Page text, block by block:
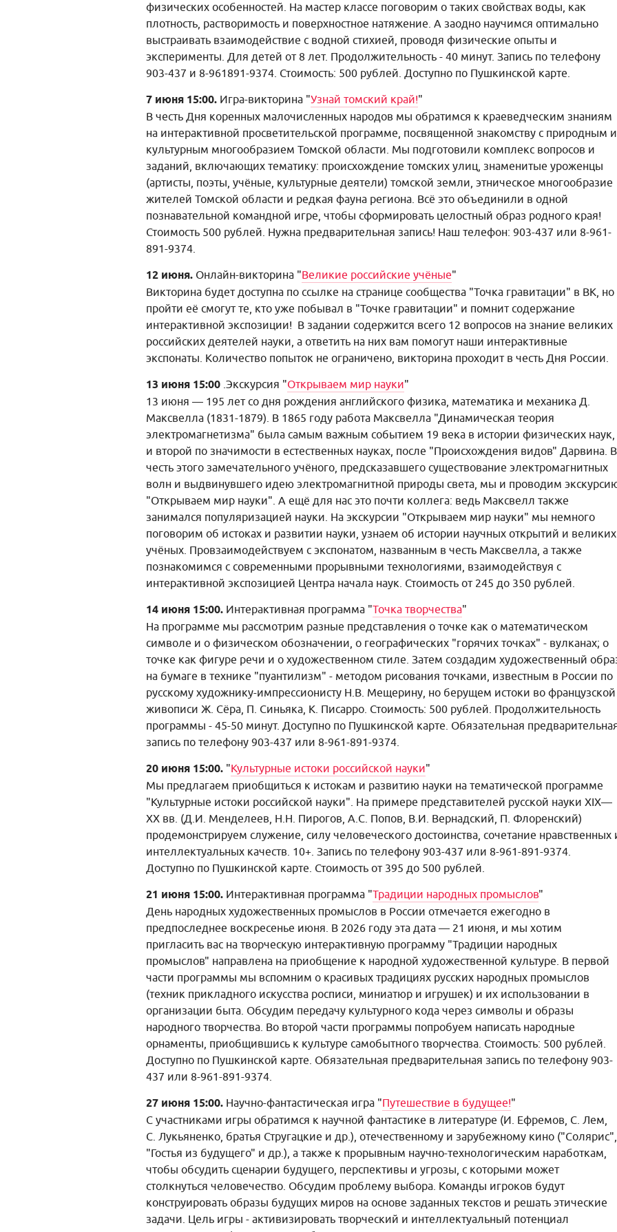
физических особенностей. На мастер классе поговорим о таких свойствах воды, как
плотность, растворимость и поверхностное натяжение. А заодно научимся оптимально
выстраивать взаимодействие с водной стихией, проводя физические опыты и
эксперименты. Для детей от 8 лет. Продолжительность - 40 минут. Запись по телефону
903-437 и 8-961891-9374. Стоимость: 500 рублей. Доступно по Пушкинской карте.
7 июня 15:00. Игра-викторина "Узнай томский край!"
В честь Дня коренных малочисленных народов мы обратимся к краеведческим знаниям
на интерактивной просветительской программе, посвященной знакомству с природным и
культурным многообразием Томской области. Мы подготовили комплекс вопросов и
заданий, включающих тематику: происхождение томских улиц, знаменитые уроженцы
(артисты, поэты, учёные, культурные деятели) томской земли, этническое многообразие
жителей Томской области и редкая фауна региона. Всё это объединили в одной
познавательной командной игре, чтобы сформировать целостный образ родного края!
Стоимость 500 рублей. Нужна предварительная запись! Наш телефон: 903-437 или 8-961-
891-9374.
12 июня. Онлайн-викторина "Великие российские учёные"
Викторина будет доступна по ссылке на странице сообщества "Точка гравитации" в ВК, но
пройти её смогут те, кто уже побывал в "Точке гравитации" и помнит содержание
интерактивной экспозиции! В задании содержится всего 12 вопросов на знание великих
российских деятелей науки, а ответить на них вам помогут наши интерактивные
экспонаты. Количество попыток не ограничено, викторина проходит в честь Дня России.
13 июня 15:00 .Экскурсия "Открываем мир науки"
13 июня — 195 лет со дня рождения английского физика, математика и механика Д.
Максвелла (1831-1879). В 1865 году работа Максвелла "Динамическая теория
электромагнетизма" была самым важным событием 19 века в истории физических наук,
и второй по значимости в естественных науках, после "Происхождения видов" Дарвина. В
честь этого замечательного учёного, предсказавшего существование электромагнитных
волн и выдвинувшего идею электромагнитной природы света, мы и проводим
"Открываем мир науки". А ещё для нас это почти коллега: ведь Максвелл также
занимался популяризацией науки. На экскурсии "Открываем мир науки" мы немного
поговорим об истоках и развитии науки, узнаем об истории научных открытий и великих
учёных. Провзаимодействуем с экспонатом, названным в честь Максвелла, а также
познакомимся с современными прорывными технологиями, взаимодействуя с
интерактивной экспозицией Центра начала наук. Стоимость от 245 до 350 рублей.
14 июня 15:00. Интерактивная программа "Точка творчества"
На программе мы рассмотрим разные представления о точке как о математическом
символе и о физическом обозначении, о географических "горячих точках" - вулканах; о
точке как фигуре речи и о художественном стиле. Затем создадим художественный
на бумаге в технике "пуантилизм" - методом рисования точками, известным в России по
русскому художнику-импрессионисту Н.В. Мещерину, но берущем истоки во французской
живописи Ж. Сёра, П. Синьяка, К. Писарро. Стоимость: 500 рублей. Продолжительность
программы - 45-50 минут. Доступно по Пушкинской карте. Обязательная
запись по телефону 903-437 или 8-961-891-9374.
20 июня 15:00. "Культурные истоки российской науки"
Мы предлагаем приобщиться к истокам и развитию науки на тематической программе
"Культурные истоки российской науки". На примере представителей русской науки XIX—
XX вв. (Д.И. Менделеев, Н.Н. Пирогов, А.С. Попов, В.И. Вернадский, П. Флоренский)
продемонстрируем служение, силу человеческого достоинства, сочетание нравственных
интеллектуальных качеств. 10+. Запись по телефону 903-437 или 8-961-891-9374.
Доступно по Пушкинской карте. Стоимость от 395 до 500 рублей.
21 июня 15:00. Интерактивная программа "Традиции народных промыслов"
День народных художественных промыслов в России отмечается ежегодно в
предпоследнее воскресенье июня. В 2026 году эта дата — 21 июня, и мы хотим
пригласить вас на творческую интерактивную программу "Традиции народных
промыслов" направлена на приобщение к народной художественной культуре. В первой
части программы мы вспомним о красивых традициях русских народных промыслов
(техник прикладного искусства росписи, миниатюр и игрушек) и их использовании в
организации быта. Обсудим передачу культурного кода через символы и образы
народного творчества. Во второй части программы попробуем написать народные
орнаменты, приобщившись к культуре самобытного творчества. Стоимость: 500 рублей.
Доступно по Пушкинской карте. Обязательная предварительная запись по телефону 903-
437 или 8-961-891-9374.
27 июня 15:00. Научно-фантастическая игра "Путешествие в будущее!"
С участниками игры обратимся к научной фантастике в литературе (И. Ефремов, С. Лем,
С. Лукьяненко, братья Стругацкие и др.), отечественному и зарубежному кино ("Солярис",
"Гостья из будущего" и др.), а также к прорывным научно-технологическим наработкам,
чтобы обсудить сценарии будущего, перспективы и угрозы, с которыми может
столкнуться человечество. Обсудим проблему выбора. Команды игроков будут
конструировать образы будущих миров на основе заданных текстов и решать этические
задачи. Цель игры - активизировать творческий и интеллектуальный потенциал